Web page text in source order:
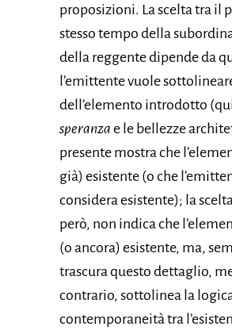
proposizioni. La scelta tra il
stesso tempo della
della reggente dipende da
l’emittente vuole
dell’elemento introdotto
speranza e le bellezze
presente mostra che
già) esistente (o che
considera esistente); la
però, non indica che
(o ancora) esistente, ma,
trascura questo dettaglio,
contrario, sottolinea la
contemporaneità tra